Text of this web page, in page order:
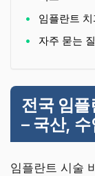
임플란트
자주 묻는
전국 임
– 국산,
임플란트 시술